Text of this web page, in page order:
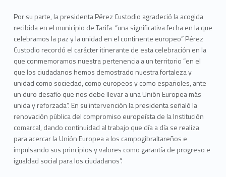
Por su parte, la presidenta Pérez Custodio agradeció la acogida
recibida en el municipio de Tarifa “una significativa fecha en la que
celebramos la paz y la unidad en el continente europeo” Pérez
Custodio recordó el carácter itinerante de esta celebración en la
que conmemoramos nuestra pertenencia a un territorio “en el
que los ciudadanos hemos demostrado nuestra fortaleza y
unidad como sociedad, como europeos y como españoles, ante
un duro desafío que nos debe llevar a una Unión Europea más
unida y reforzada”. En su intervención la presidenta señaló la
renovación pública del compromiso europeísta de la Institución
comarcal, dando continuidad al trabajo que día a día se realiza
para acercar la Unión Europea a los campogibraltareños e
impulsando sus principios y valores como garantía de progreso e
igualdad social para los ciudadanos”.